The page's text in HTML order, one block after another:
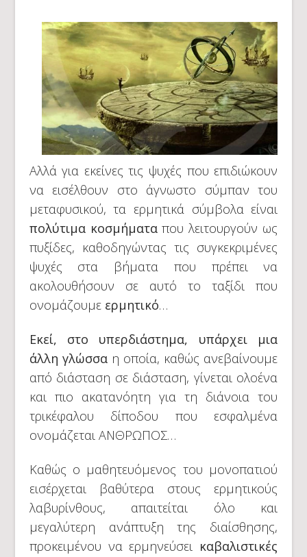
Αλλά για εκείνες τις ψυχές που επιδιώκουν
να εισέλθουν στο άγνωστο σύμπαν του
μεταφυσικού, τα ερμητικά σύμβολα είναι
πολύτιμα κοσμήματαπου λειτουργούν ως
πυξίδες, καθοδηγώντας τις συγκεκριμένες
ψυχές στα βήματα που πρέπει να
ακολουθήσουν σε αυτό το ταξίδι που
ονομάζουμε ερμητικό…
Εκεί, στο υπερδιάστημα, υπάρχει μια
άλλη γλώσσαη οποία, καθώς ανεβαίνουμε
από διάσταση σε διάσταση, γίνεται ολοένα
και πιο ακατανόητη για τη διάνοια του
τρικέφαλου δίποδου που εσφαλμένα
ονομάζεται ΑΝΘΡΩΠΟΣ…
Καθώς ο μαθητευόμενος του μονοπατιού
εισέρχεται βαθύτερα στους ερμητικούς
λαβυρίνθους, απαιτείται όλο και
μεγαλύτερη ανάπτυξη της διαίσθησης,
προκειμένου να ερμηνεύσει καβαλιστικές